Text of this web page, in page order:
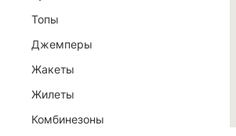
Топы
Джемперы
Жакеты
Жилеты
Комбинезоны